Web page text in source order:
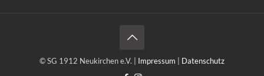
© SG 1912 Neukirchen e.V. | Impressum Datenschutz